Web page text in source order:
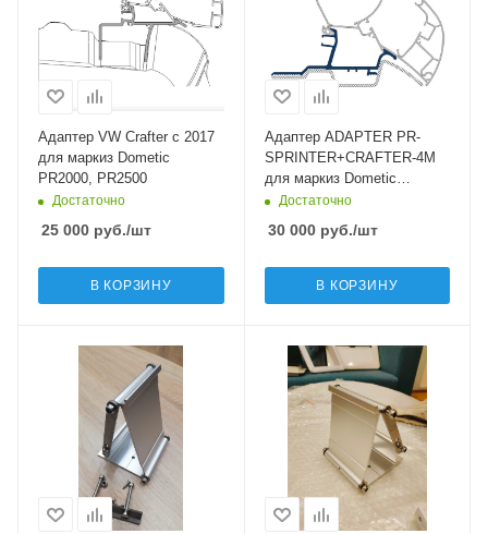
Адаптер VW Crafter с 2017
для маркиз Dometic
PR2000, PR2500
Достаточно
25 000 руб./шт
В КОРЗИНУ
Адаптер ADAPTER PR-
SPRINTER+CRAFTER-4M
для маркиз Dometic
PR2000, PR2500
Достаточно
30 000руб./шт
В КОРЗИНУ